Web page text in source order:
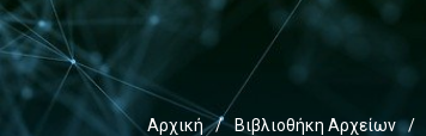
Αρχική / Βιβλιοθήκη Αρχείων /